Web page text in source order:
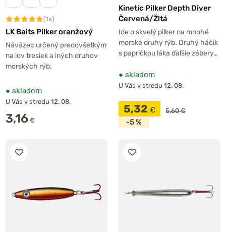
(1x)
LK Baits Pilker oranžový
Náväzec určený predovšetkým
na lov tresiek a iných druhov
morských rýb.
● skladom
U Vás v stredu 12. 08.
3,16 €
Kinetic Pilker Depth Diver
Červená/Žltá
Ide o skvelý pilker na mnohé
morské druhy rýb. Druhý háčik
s papričkou láka ďalšie zábery…
● skladom
U Vás v stredu 12. 08.
5,32 € 5,60 €
-5 %